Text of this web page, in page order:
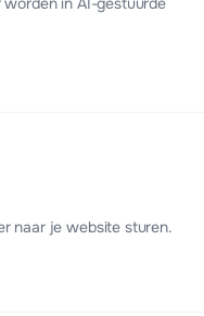
naar je website sturen.